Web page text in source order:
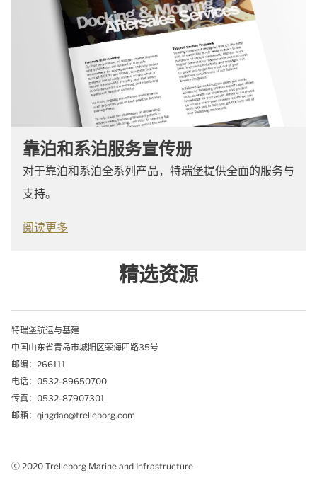
靠泊和系泊服务宣传册
对于靠泊和系泊全系列产品，特瑞堡提供全面的服务与
支持。
阅读更多
精选资源
特瑞堡航运与基建
中国山东省青岛市城阳区荣海四路35号
邮编：266111
电话：0532-89650700
传真：0532-87907301
邮箱：qingdao@trelleborg.com
ⓒ 2020 Trelleborg Marine and Infrastructure